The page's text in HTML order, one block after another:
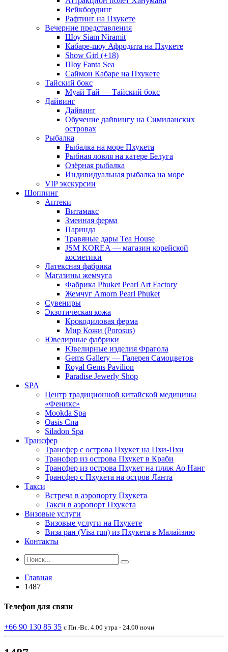
Вейкбординг
Рафтинг на Пхукете
Вечерние представления
Шоу Siam Niramit
Кабаре-шоу Афродита на Пхукете
Show Girl (+18)
Шоу Fanta Sea
Саймон Кабаре на Пхукете
Тайский бокс
Муай Тай — Тайский бокс
Дайвинг
Дайвинг
Обучение дайвингу на Симиланских
островах
Рыбалка
Рыбалка на море Пхукета
Рыбная ловля на катере Белуга
Озёрная рыбалка
Индивидуальная рыбалка на море
VIP экскурсии
Шоппинг
Аптеки
Витамакс
Змеиная ферма
Паринда
Травяные дары Tea House
JSM KOREA — магазин корейской
косметики
Латексная фабрика
Магазины жемчуга
Фабрика Phuket Pearl Art Factory
Жемчуг Amorn Pearl Phuket
Сувениры
Экзотическая кожа
Крокодиловая ферма
Мир Кожи (Porosus)
Ювелирные фабрики
Ювелирные изделия Фрагола
Gems Gallery — Галерея Самоцветов
Royal Gems Pavilion
Paradise Jewerly Shop
SPA
Центр традиционной китайской медицины
«Феникс»
Mookda Spa
Oasis Спа
Siladon Spa
Трансфер
Трансфер с острова Пхукет на Пхи-Пхи
Трансфер из острова Пхукет в Краби
Трансфер из острова Пхукет на пляж Ао Нанг
Трансфер с Пхукета на остров Ланта
Такси
Встреча в аэропорту Пхукета
Такси в аэропорт Пхукета
Визовые услуги
Визовые услуги на Пхукете
Виза ран (Visa run) из Пхукета в Малайзию
Контакты
Главная
1487
Телефон для связи
+66 90 130 85 35 с Пн.-Вс. 4.00 утра - 24.00 ночи